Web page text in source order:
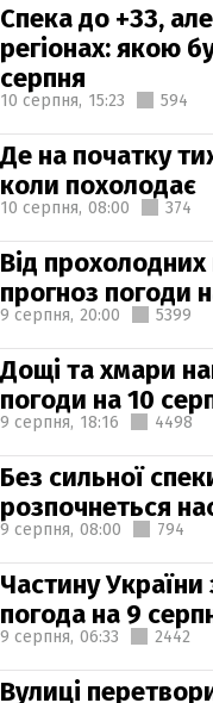
Спека до +33,
регіонах: якою
серпня
10 серпня, 15:23 594
Де на початку
коли похолодає
10 серпня, 08:00 374
Від
прогноз погоди
9 серпня, 20:00 5399
Дощі та хмари
погоди на 10
9 серпня, 18:16 4498
Без сильної
розпочнеться
9 серпня, 08:00 794
Частину
погода на 9
9 серпня, 06:33 2442
Вулиці